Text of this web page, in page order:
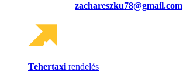
zachareszku78@gmail.com
Tehertaxi rendelés